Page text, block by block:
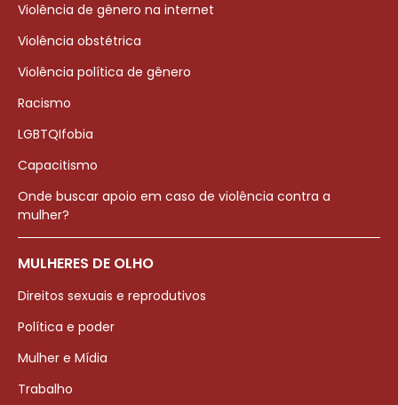
Violência de gênero na internet
Violência obstétrica
Violência política de gênero
Racismo
LGBTQIfobia
Capacitismo
Onde buscar apoio em caso de violência contra a
mulher?
MULHERES DE OLHO
Direitos sexuais e reprodutivos
Política e poder
Mulher e Mídia
Trabalho